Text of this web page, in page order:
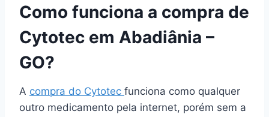
Como funciona a compra de
Cytotec em Abadiânia –
GO?
A compra do Cytotec funciona como qualquer
outro medicamento pela internet, porém sem a